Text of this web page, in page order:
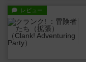
レビュー